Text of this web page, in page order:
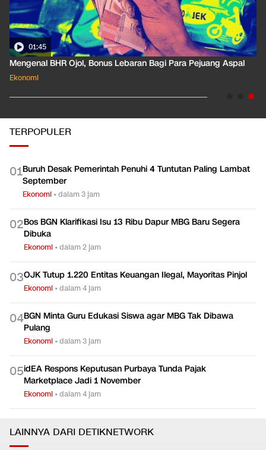
01:35
Pahami Dampak Kenaikan Suku Bunga Acuan ke Cicilan KPR
Ekonomi
TERPOPULER
01Buruh Desak Pemerintah Penuhi 4 Tuntutan Paling Lambat
September
Ekonomi •dalam 3 jam
02Bos BGN Klarifikasi Isu 13 Ribu Dapur MBG Baru Segera
Dibuka
Ekonomi •dalam 2 jam
03OJK Tutup 1.220 Entitas Keuangan Ilegal, Mayoritas Pinjol
Ekonomi •dalam 4 jam
04BGN Minta Guru Edukasi Siswa agar MBG Tak Dibawa
Pulang
Ekonomi •dalam 3 jam
05idEA Respons Keputusan Purbaya Tunda Pajak
Marketplace Jadi 1 November
Ekonomi •dalam 4 jam
LAINNYA DARI DETIKNETWORK